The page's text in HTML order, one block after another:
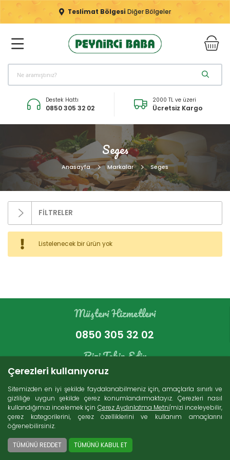
Teslimat Bölgesi Diğer Bölgeler
Destek Hattı
0850 305 32 02
2000 TL ve üzeri
Ücretsiz Kargo
Seges
Anasayfa Markalar Seges
FİLTRELER
Kategoriler
Süt Ürünleri (271)
Tatlı Lezzetler (230)
Konserveler (86)
Arama
Listelenecek bir ürün yok
Müşteri Hizmetleri
0850 305 32 02
Bizi Takip Edin
2000 TL ve üzeri alışverişlerde Türkiye'nin her
yerine ücretsiz kargo imkanı
Çerezleri kullanıyoruz
Sitemizden en iyi şekilde faydalanabilmeniz için, amaçlarla sınırlı ve
gizliliğe uygun şekilde çerez konumlandırmaktayız. Çerezleri nasıl
kullandığımızı incelemek için Çerez Aydınlatma Metni'mizi inceleyebilir,
çerez kategorilerini, çerez özelliklerini ve kullanım amaçlarını
öğrenebilirsiniz.
TÜMÜNÜ REDDET TÜMÜNÜ KABUL ET